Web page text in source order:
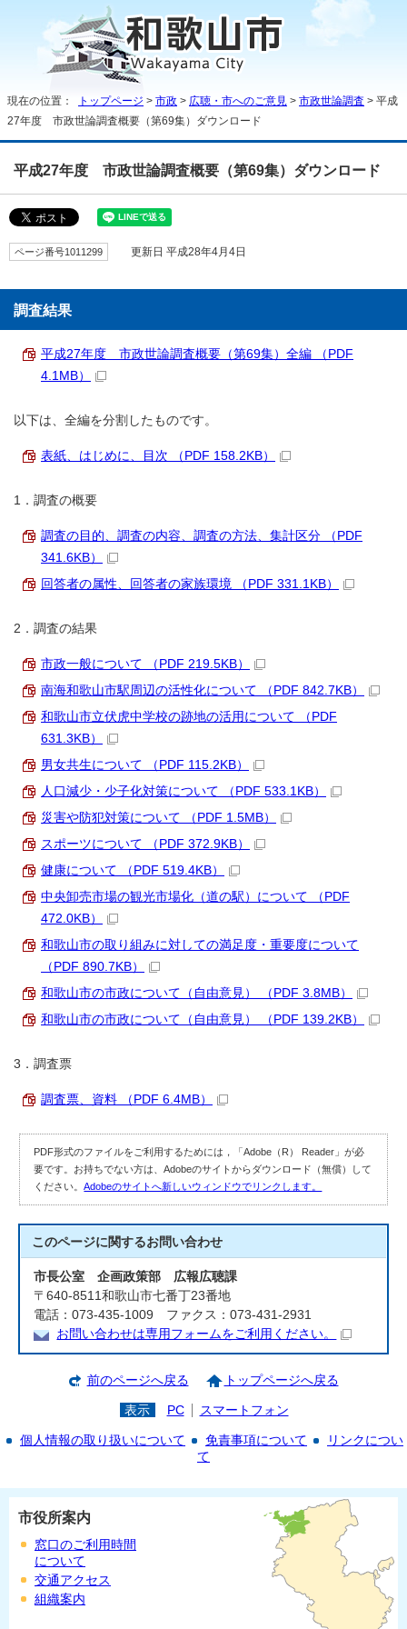
現在の位置： トップページ > 市政 > 広聴・市へのご意見 > 市政世論調査 > 平成
27年度 市政世論調査概要（第69集）ダウンロード
平成27年度 市政世論調査概要（第69集）ダウンロード
ページ番号1011299 更新日 平成28年4月4日
調査結果
平成27年度 市政世論調査概要（第69集）全編 （PDF
4.1MB）
以下は、全編を分割したものです。
表紙、はじめに、目次 （PDF 158.2KB）
1．調査の概要
調査の目的、調査の内容、調査の方法、集計区分 （PDF
341.6KB）
回答者の属性、回答者の家族環境 （PDF 331.1KB）
2．調査の結果
市政一般について （PDF 219.5KB）
南海和歌山市駅周辺の活性化について （PDF 842.7KB）
和歌山市立伏虎中学校の跡地の活用について （PDF
631.3KB）
男女共生について （PDF 115.2KB）
人口減少・少子化対策について （PDF 533.1KB）
災害や防犯対策について （PDF 1.5MB）
スポーツについて （PDF 372.9KB）
健康について （PDF 519.4KB）
中央卸売市場の観光市場化（道の駅）について （PDF
472.0KB）
和歌山市の取り組みに対しての満足度・重要度について
（PDF 890.7KB）
和歌山市の市政について（自由意見） （PDF 3.8MB）
和歌山市の市政について（自由意見） （PDF 139.2KB）
3．調査票
調査票、資料 （PDF 6.4MB）
PDF形式のファイルをご利用するためには，「Adobe（R） Reader」が必
要です。お持ちでない方は、Adobeのサイトからダウンロード（無償）して
ください。Adobeのサイトへ新しいウィンドウでリンクします。
このページに関するお問い合わせ
市長公室 企画政策部 広報広聴課
〒640-8511和歌山市七番丁23番地
電話：073-435-1009 ファクス：073-431-2931
お問い合わせは専用フォームをご利用ください。
前のページへ戻る トップページへ戻る
表示 PC スマートフォン
個人情報の取り扱いについて 免責事項について
リンクについ
て
市役所案内
窓口のご利用時間
について
交通アクセス
組織案内